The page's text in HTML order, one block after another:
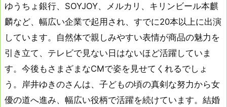
ゆうちょ銀行、SOYJOY、メルカリ、キリンビール本麒
麟など、幅広い企業で起用され、すでに20本以上に出演
しています。自然体で親しみやすい表情が商品の魅力を
引き立て、テレビで見ない日はないほど活躍していま
す。今後もさまざまなCMで姿を見せてくれるでしょ
う。岸井ゆきのさんは、子どもの頃の真剣な努力から女
優の道へ進み、幅広い役柄で活躍を続けています。結婚